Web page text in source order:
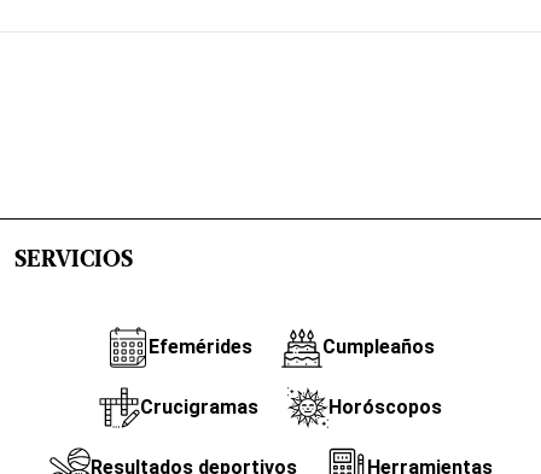
SERVICIOS
Efemérides Cumpleaños
Crucigramas Horóscopos
Resultados deportivos Herramientas